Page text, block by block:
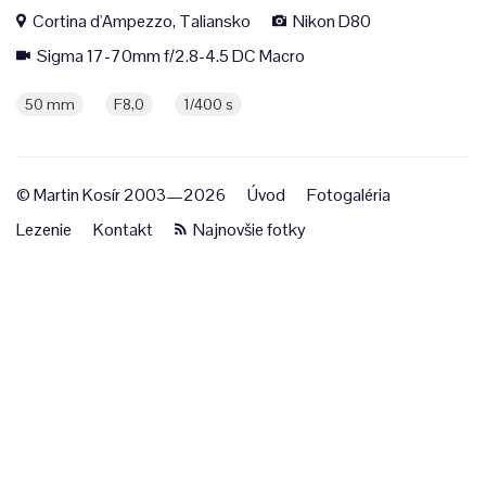
Cortina d'Ampezzo, Taliansko
Nikon D80
Sigma 17-70mm f/2.8-4.5 DC Macro
50 mm F8,0 1/400 s
© Martin Kosír 2003—2026 Úvod
Fotogaléria
Lezenie
Kontakt Najnovšie fotky